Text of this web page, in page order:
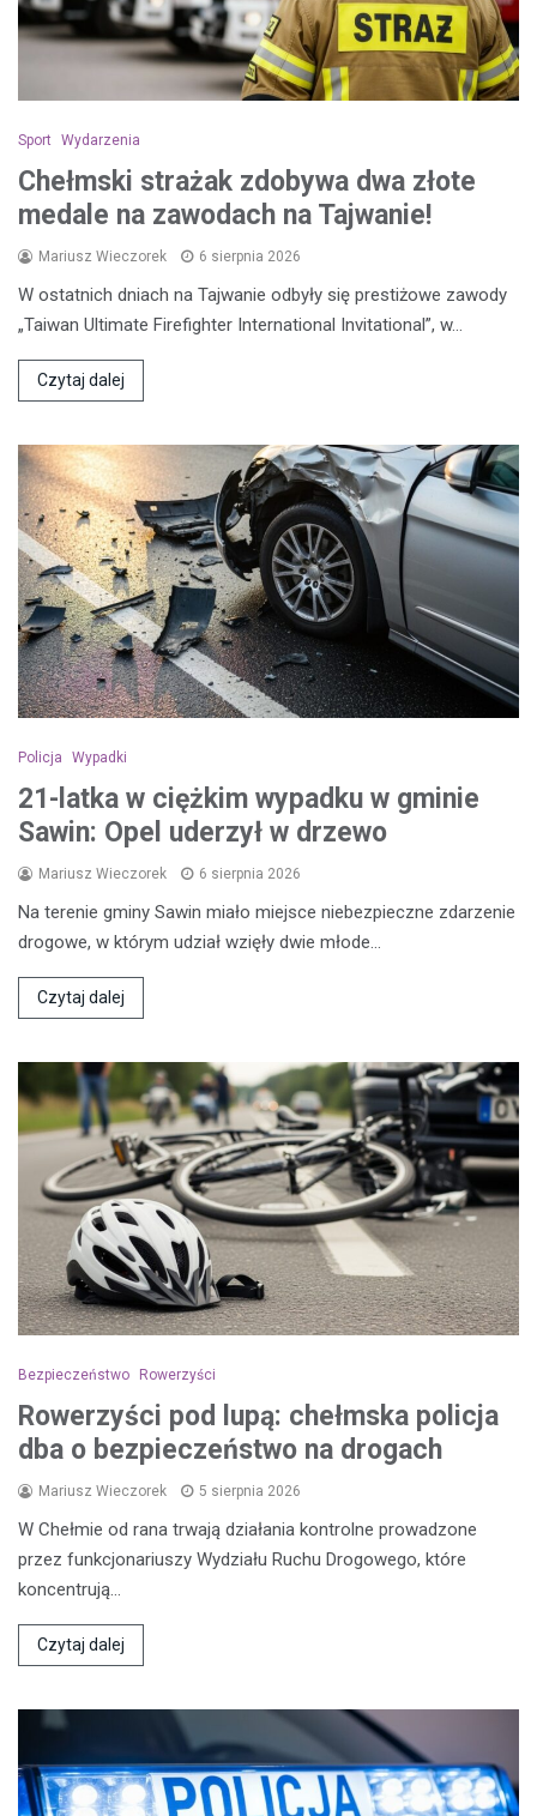
Sport Wydarzenia
Chełmski strażak zdobywa dwa złote
medale na zawodach na Tajwanie!
Mariusz Wieczorek 6 sierpnia 2026
W ostatnich dniach na Tajwanie odbyły się prestiżowe zawody
„Taiwan Ultimate Firefighter International Invitational”, w…
Czytaj dalej
Policja Wypadki
21-latka w ciężkim wypadku w gminie
Sawin: Opel uderzył w drzewo
Mariusz Wieczorek 6 sierpnia 2026
Na terenie gminy Sawin miało miejsce niebezpieczne zdarzenie
drogowe, w którym udział wzięły dwie młode…
Czytaj dalej
Bezpieczeństwo Rowerzyści
Rowerzyści pod lupą: chełmska policja
dba o bezpieczeństwo na drogach
Mariusz Wieczorek 5 sierpnia 2026
W Chełmie od rana trwają działania kontrolne prowadzone
przez funkcjonariuszy Wydziału Ruchu Drogowego, które
koncentrują…
Czytaj dalej